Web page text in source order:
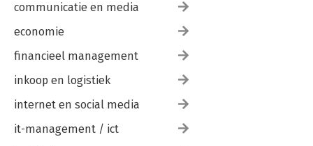
communicatie en media
economie
financieel management
inkoop en logistiek
internet en social media
it-management / ict